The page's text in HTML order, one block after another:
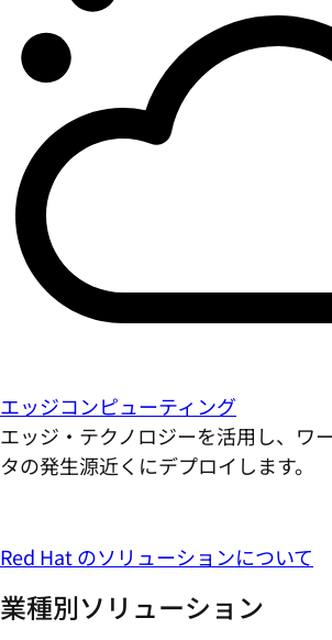
エッジコンピューティング
エッジ・テクノロジーを活用し、ワ
タの発生源近くにデプロイします。
Red Hat のソリューションについて
業種別ソリューション